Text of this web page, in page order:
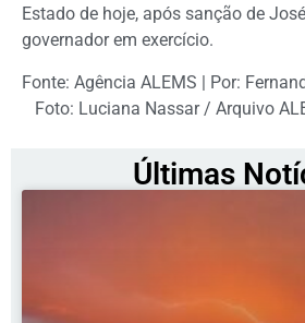
Estado de hoje, após sanção de
governador em exercício.
Fonte: Agência ALEMS | Por:
Foto: Luciana Nassar / Arquivo
Últimas